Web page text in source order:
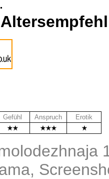
Gefühl Anspruch
Erotik